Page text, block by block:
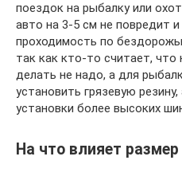
поездок на рыбалку или
авто на 3-5 см не повредит
проходимость по
так как кто-то считает, что
делать не надо, а для
установить грязевую
установки более высоких
На что влияет